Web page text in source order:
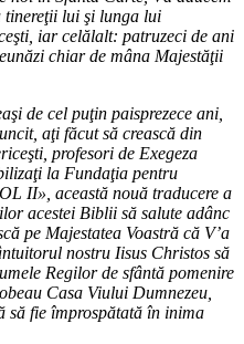
tinereţii lui şi lunga lui
iar celălalt: patruzeci de ani
chiar de mâna Majestăţii
de cel puţin paisprezece ani,
aţi făcut să crească din
profesori de Exegeza
la Fundaţia pentru
II», această nouă traducere a
acestei Biblii să salute adânc
pe Majestatea Voastră că V’a
nostru Iisus Christos să
Regilor de sfântă pomenire
Casa Viului Dumnezeu,
să fie împrospătată în inima